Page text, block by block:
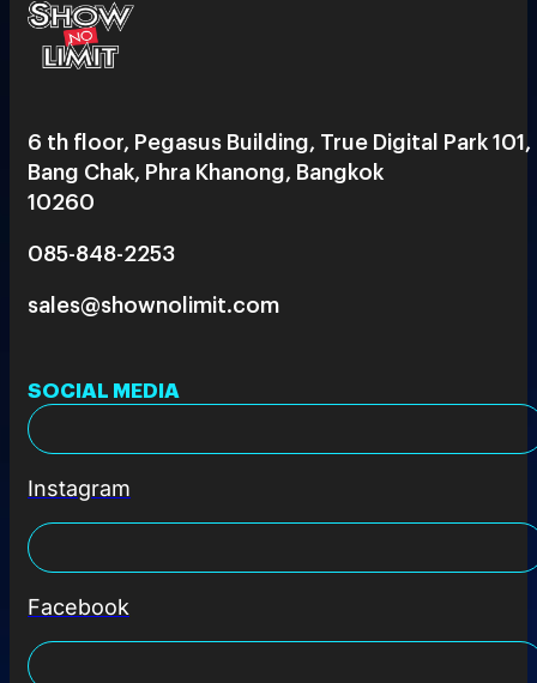
6 th floor, Pegasus Building, True Digital Park 101,
Bang Chak, Phra Khanong, Bangkok
10260
085-848-2253
sales@shownolimit.com
SOCIAL MEDIA
Instagram
Facebook